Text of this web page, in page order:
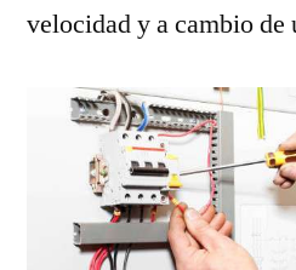
velocidad y a cambio de